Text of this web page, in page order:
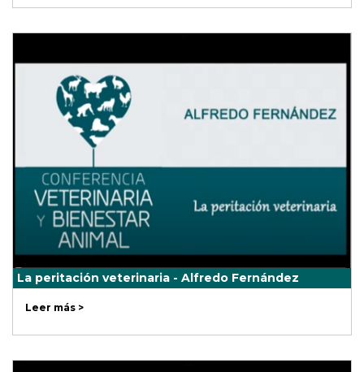
La peritación veterinaria - Alfredo Fernández
Leer más >